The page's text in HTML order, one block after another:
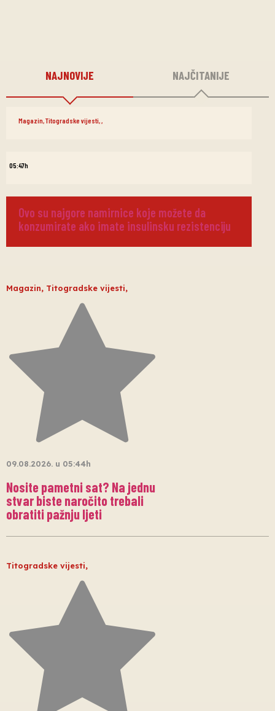
NAJNOVIJE NAJČITANIJE
Magazin,Titogradske vijesti,,
05:47h
Ovo su najgore namirnice koje možete da
konzumirate ako imate insulinsku rezistenciju
Magazin, Titogradske vijesti,
09.08.2026. u 05:44h
Nosite pametni sat? Na jednu
stvar biste naročito trebali
obratiti pažnju ljeti
Titogradske vijesti,